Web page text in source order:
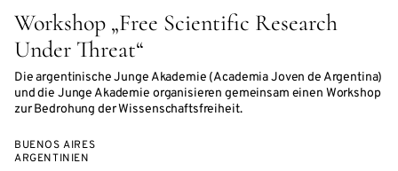
Workshop „Free Scientific Research
Under Threat“
Die argentinische Junge Akademie (Academia Joven de Argentina)
und die Junge Akademie organisieren gemeinsam einen Workshop
zur Bedrohung der Wissenschaftsfreiheit.
BUENOS AIRES
ARGENTINIEN